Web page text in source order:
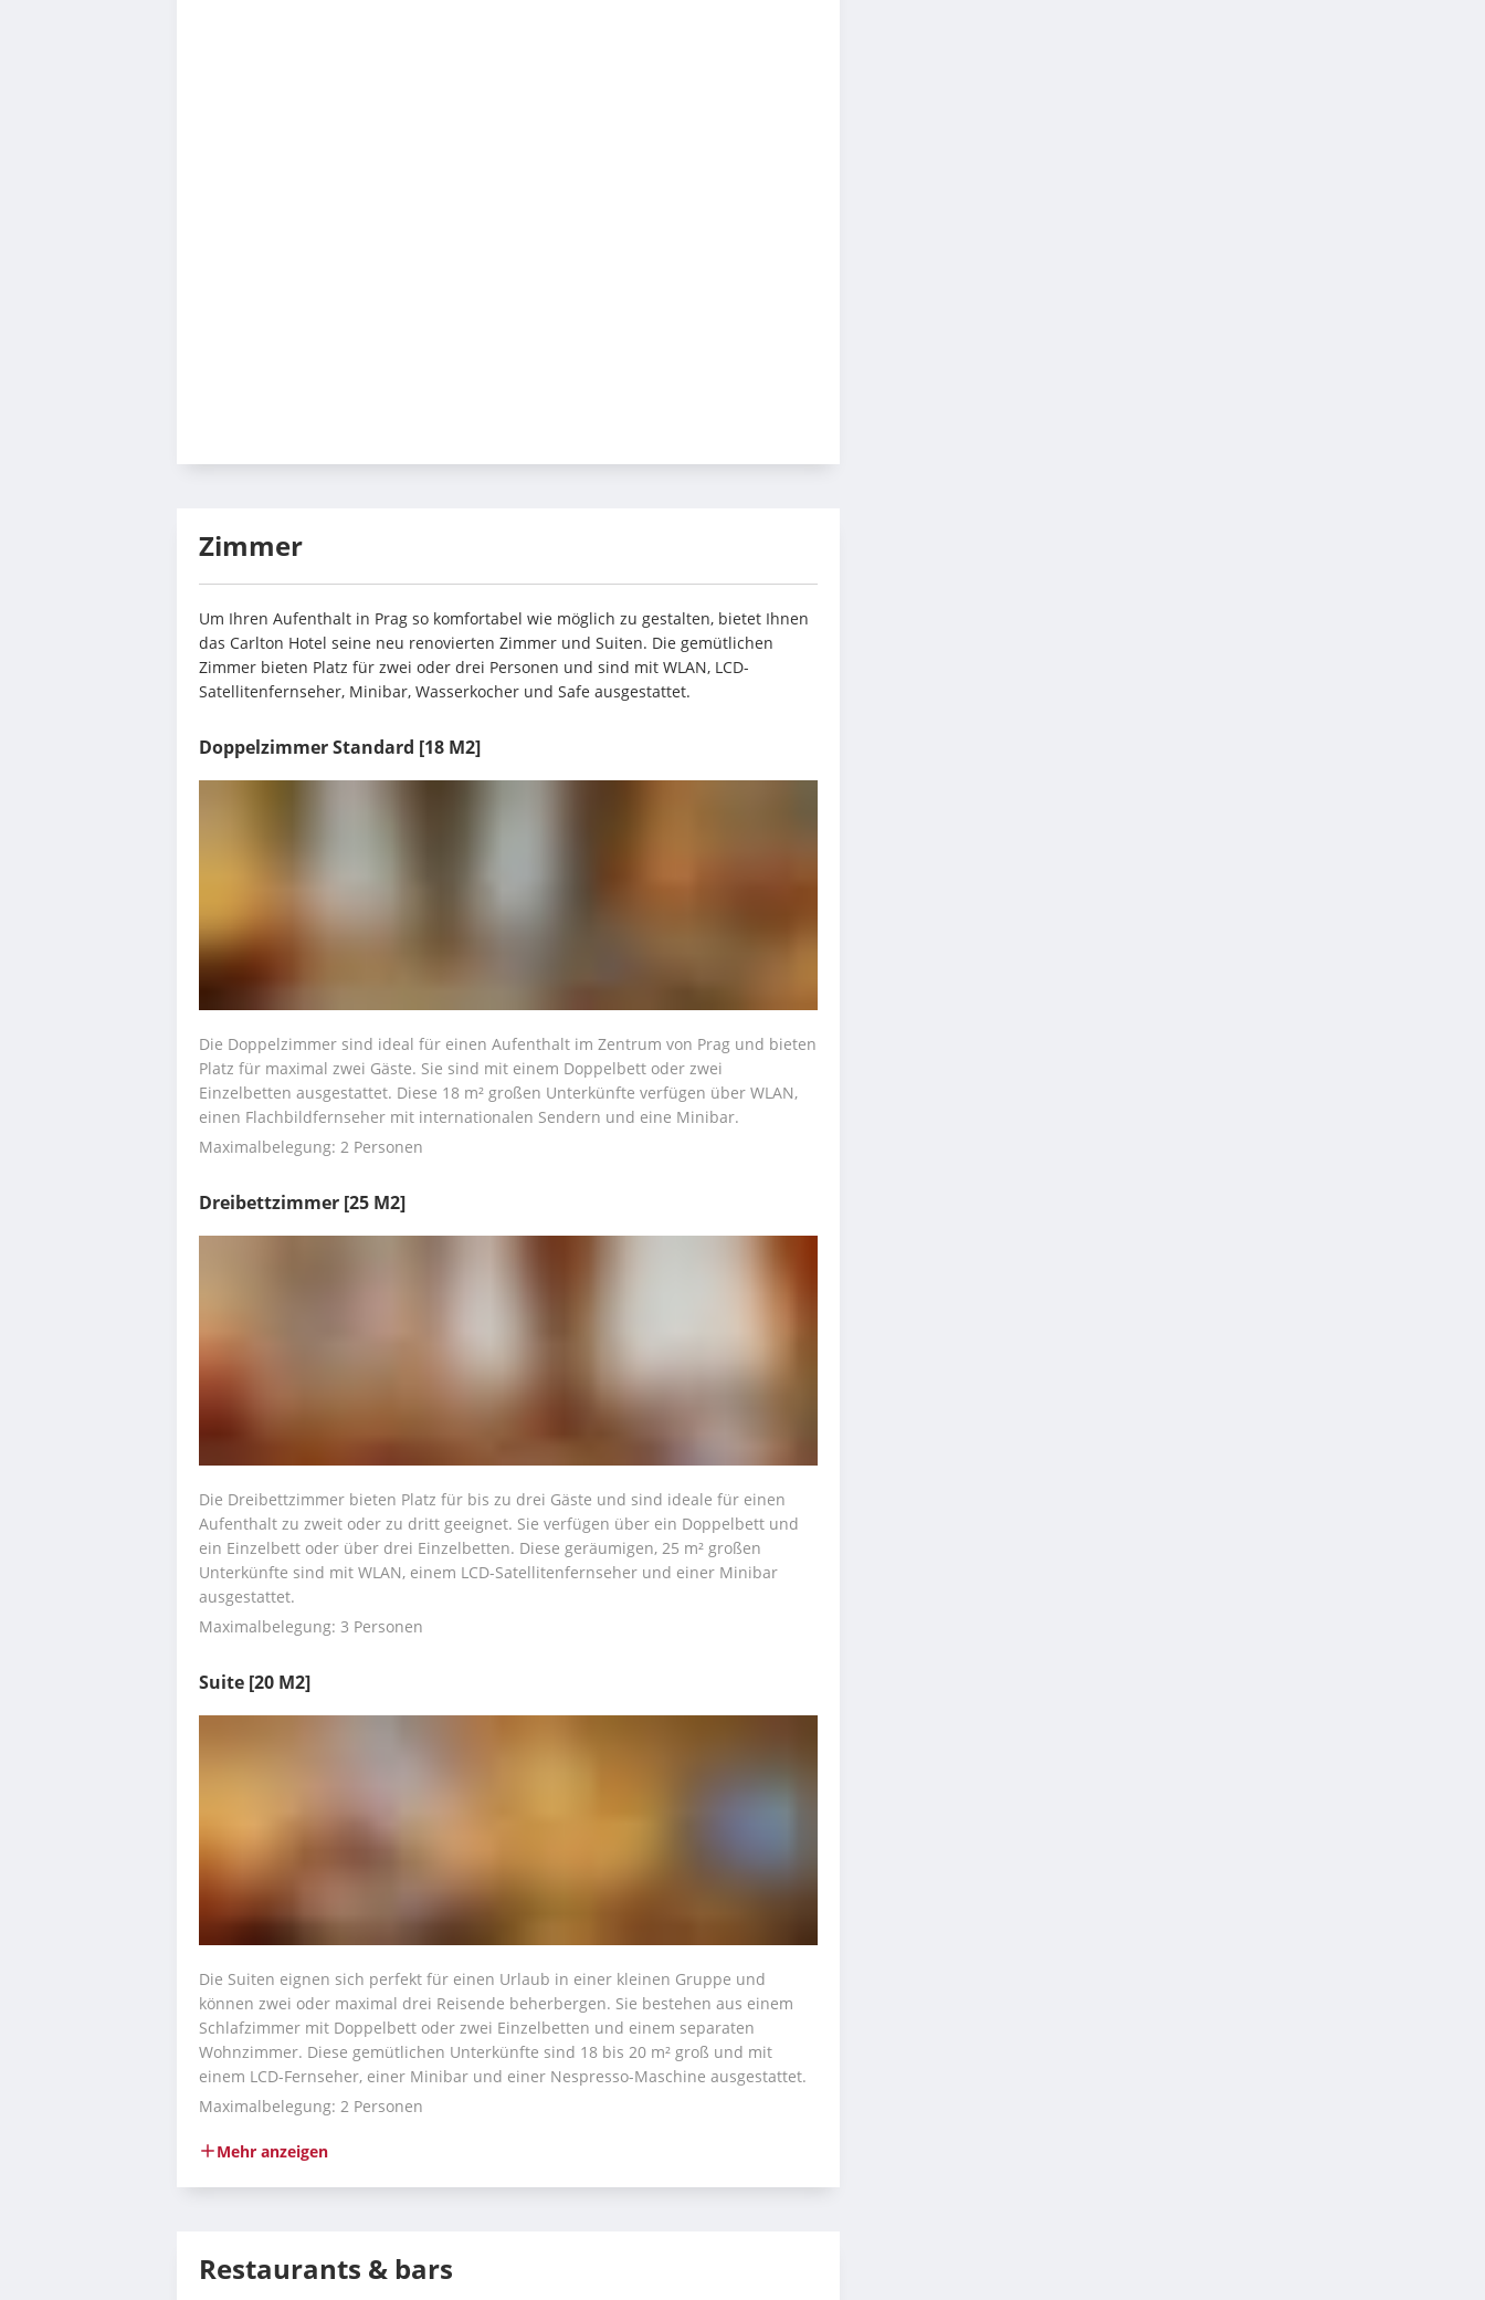
Zimmer
Um Ihren Aufenthalt in Prag so komfortabel wie möglich zu gestalten, bietet Ihnen
das Carlton Hotel seine neu renovierten Zimmer und Suiten. Die gemütlichen
Zimmer bieten Platz für zwei oder drei Personen und sind mit WLAN, LCD-
Satellitenfernseher, Minibar, Wasserkocher und Safe ausgestattet.
Doppelzimmer Standard [18 M2]
Die Doppelzimmer sind ideal für einen Aufenthalt im Zentrum von Prag und bieten
Platz für maximal zwei Gäste. Sie sind mit einem Doppelbett oder zwei
Einzelbetten ausgestattet. Diese 18 m² großen Unterkünfte verfügen über WLAN,
einen Flachbildfernseher mit internationalen Sendern und eine Minibar.
Maximalbelegung: 2 Personen
Dreibettzimmer [25 M2]
Die Dreibettzimmer bieten Platz für bis zu drei Gäste und sind ideale für einen
Aufenthalt zu zweit oder zu dritt geeignet. Sie verfügen über ein Doppelbett und
ein Einzelbett oder über drei Einzelbetten. Diese geräumigen, 25 m² großen
Unterkünfte sind mit WLAN, einem LCD-Satellitenfernseher und einer Minibar
ausgestattet.
Maximalbelegung: 3 Personen
Suite [20 M2]
Die Suiten eignen sich perfekt für einen Urlaub in einer kleinen Gruppe und
können zwei oder maximal drei Reisende beherbergen. Sie bestehen aus einem
Schlafzimmer mit Doppelbett oder zwei Einzelbetten und einem separaten
Wohnzimmer. Diese gemütlichen Unterkünfte sind 18 bis 20 m² groß und mit
einem LCD-Fernseher, einer Minibar und einer Nespresso-Maschine ausgestattet.
Maximalbelegung: 2 Personen
Mehr anzeigen
Restaurants & bars